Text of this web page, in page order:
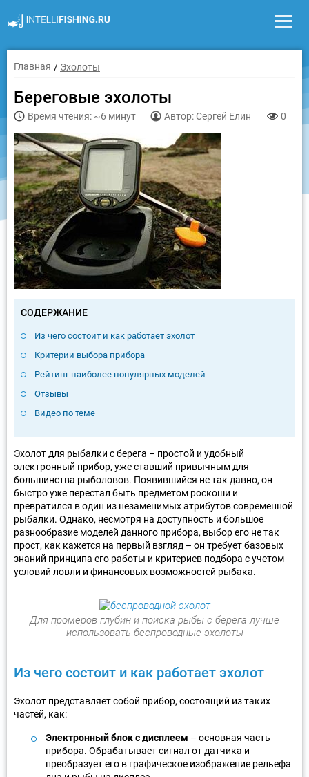
Главная Эхолоты
Береговые эхолоты
Время чтения: ~6 минут Автор: Сергей Елин 0
СОДЕРЖАНИЕ
Из чего состоит и как работает эхолот
Критерии выбора прибора
Рейтинг наиболее популярных моделей
Отзывы
Видео по теме
Эхолот для рыбалки с берега – простой и удобный
электронный прибор, уже ставший привычным для
большинства рыболовов. Появившийся не так давно, он
быстро уже перестал быть предметом роскоши и
превратился в один из незаменимых атрибутов современной
рыбалки. Однако, несмотря на доступность и большое
разнообразие моделей данного прибора, выбор его не так
прост, как кажется на первый взгляд – он требует базовых
знаний принципа его работы и критериев подбора с учетом
условий ловли и финансовых возможностей рыбака.
Для промеров глубин и поиска рыбы с берега лучше
использовать беспроводные эхолоты
Из чего состоит и как работает эхолот
Эхолот представляет собой прибор, состоящий из таких
частей, как:
Электронный блок с дисплеем – основная часть
прибора. Обрабатывает сигнал от датчика и
преобразует его в графическое изображение рельефа